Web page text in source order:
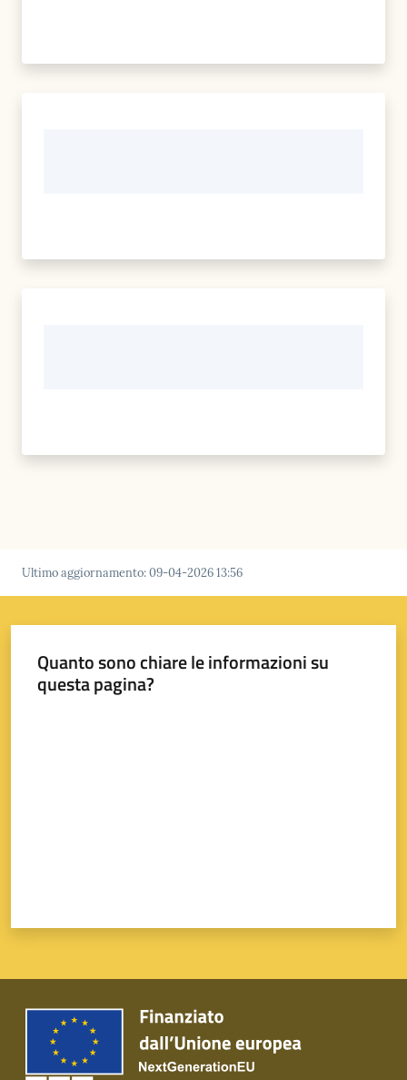
Ultimo aggiornamento:09-04-2026 13:56
Quanto sono chiare le informazioni su
questa pagina?